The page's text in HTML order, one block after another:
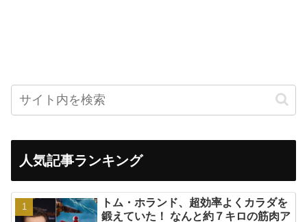
人気記事ランキング
トム・ホランド、超効率よくカラダを
鍛えていた！ なんと約７キロの筋肉ア